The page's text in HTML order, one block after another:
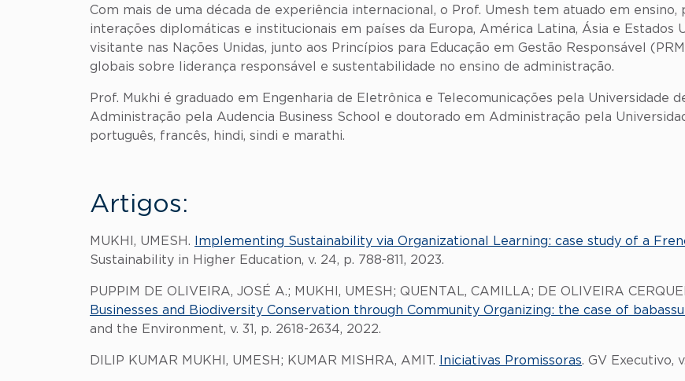
Com mais de uma década de experiência internacional, o Prof. Umesh tem atuado em ensino,
interações diplomáticas e institucionais em países da Europa, América Latina, Ásia e Estados
visitante nas Nações Unidas, junto aos Princípios para Educação em Gestão Responsável
globais sobre liderança responsável e sustentabilidade no ensino de administração.
Prof. Mukhi é graduado em Engenharia de Eletrônica e Telecomunicações pela Universidade
Administração pela Audencia Business School e doutorado em Administração pela
português, francês, hindi, sindi e marathi.
Artigos:
MUKHI, UMESH. Implementing Sustainability via Organizational Learning: case study of a
Sustainability in Higher Education, v. 24, p. 788-811, 2023.
PUPPIM DE OLIVEIRA, JOSÉ A.; MUKHI, UMESH; QUENTAL, CAMILLA; DE OLIVEIRA
Businesses and Biodiversity Conservation through Community Organizing: the case of
and the Environment, v. 31, p. 2618-2634, 2022.
DILIP KUMAR MUKHI, UMESH; KUMAR MISHRA, AMIT. Iniciativas Promissoras. GV Executivo,